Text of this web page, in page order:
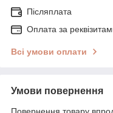
Післяплата
Оплата за
Всі умови оплати
Умови повернення